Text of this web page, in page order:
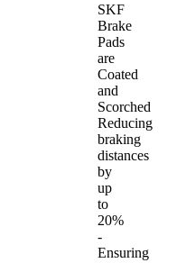
SKF
Brake
Pads
are
Coated
and
Scorched
Reducing
braking
distances
by
up
to
20%
-
Ensuring